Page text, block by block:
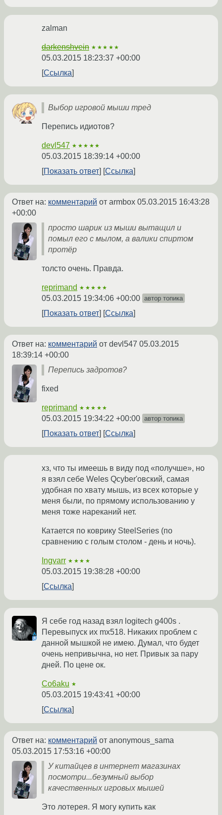
zalman
darkenshvein ★★★★★
05.03.2015 18:23:37 +00:00
Ссылка
Выбор игровой мыши тред
Перепись идиотов?
devl547 ★★★★★
05.03.2015 18:39:14 +00:00
Показать ответ
Ссылка
Ответ на: комментарий от armbox 05.03.2015 16:43:28
+00:00
просто шарик из мыши вытащил и
помыл его с мылом, а валики спиртом
протёр
толсто очень. Правда.
reprimand ★★★★★
05.03.2015 19:34:06 +00:00 автор топика
Показать ответ Ссылка
Ответ на: комментарий от devl547 05.03.2015
18:39:14 +00:00
Перепись задротов?
fixed
reprimand ★★★★★
05.03.2015 19:34:22 +00:00 автор топика
Показать ответ Ссылка
хз, что ты имеешь в виду под «получше», но
я взял себе Weles Qcyber'овский, самая
удобная по хвату мышь, из всех которые у
меня были, по прямому использованию у
меня тоже нареканий нет.
Катается по коврику SteelSeries (по
сравнению с голым столом - день и ночь).
Ingvarr ★★★★
05.03.2015 19:38:28 +00:00
Ссылка
Я себе год назад взял logitech g400s .
Перевыпуск их mx518. Никаких проблем с
данной мышкой не имею. Думал, что будет
очень непривычна, но нет. Привык за пару
дней. По цене ок.
Co6aku ★
05.03.2015 19:43:41 +00:00
Ссылка
Ответ на: комментарий от anonymous_sama
05.03.2015 17:53:16 +00:00
У китайцев в интернет магазинах
посмотри...безумный выбор
качественных игровых мышей
Это лотерея. Я могу купить как